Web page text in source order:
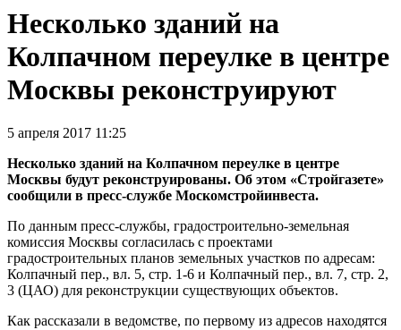
Несколько зданий на
Колпачном переулке в центре
Москвы реконструируют
5 апреля 2017 11:25
Несколько зданий на Колпачном переулке в центре
Москвы будут реконструированы. Об этом «Стройгазете»
сообщили в пресс-службе Москомстройинвеста.
По данным пресс-службы, градостроительно-земельная
комиссия Москвы согласилась с проектами
градостроительных планов земельных участков по адресам:
Колпачный пер., вл. 5, стр. 1-6 и Колпачный пер., вл. 7, стр. 2,
3 (ЦАО) для реконструкции существующих объектов.
Как рассказали в ведомстве, по первому из адресов находятся